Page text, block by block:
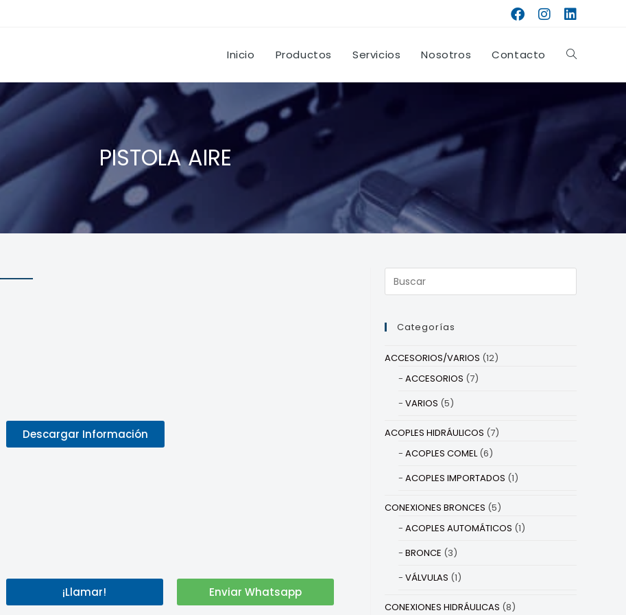
Inicio Productos Servicios Nosotros Contacto
PISTOLA AIRE
Descargar Información
¡Llamar! Enviar Whatsapp
Categorías
ACCESORIOS/VARIOS (12)
ACCESORIOS (7)
VARIOS (5)
ACOPLES HIDRÁULICOS (7)
ACOPLES COMEL (6)
ACOPLES IMPORTADOS (1)
CONEXIONES BRONCES (5)
ACOPLES AUTOMÁTICOS (1)
BRONCE (3)
VÁLVULAS (1)
CONEXIONES HIDRÁULICAS (8)